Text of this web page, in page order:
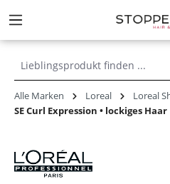
springen
Alle Marken Loreal
Loreal
SE Curl Expression • lockiges Haar